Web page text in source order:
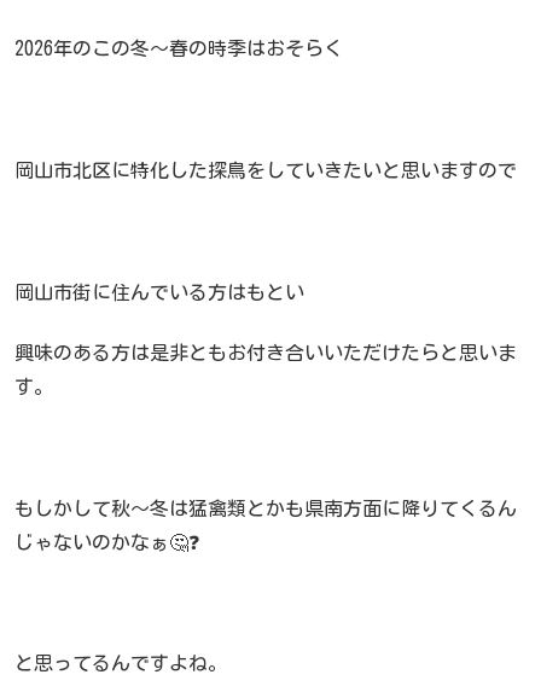
2026年のこの冬～春の時季はおそらく
岡山市北区に特化した探鳥をしていきたいと思いますので
岡山市街に住んでいる方はもとい
興味のある方は是非ともお付き合いいただけたらと思いま
す。
もしかして秋～冬は猛禽類とかも県南方面に降りてくるん
じゃないのかなぁ🤔❓
と思ってるんですよね。